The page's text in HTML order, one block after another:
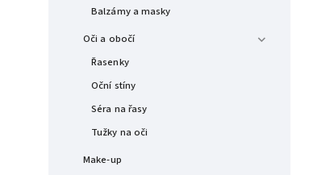
Balzámy a masky
Oči a obočí
Řasenky
Oční stíny
Séra na řasy
Tužky na oči
Make-up